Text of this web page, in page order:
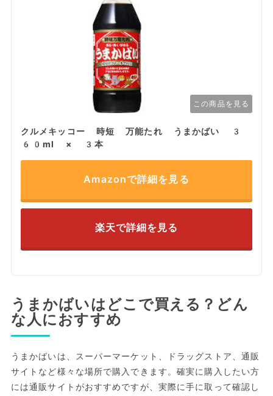
この商品を見る
クルメキッコー 時短 万能たれ うまかばい 3
60ml × 3本
Amazonで詳細を見る
楽天で詳細を見る
うまかばいはどこで買える？どん
な人におすすめ
うまかばいは、スーパーマーケット、ドラッグストア、通販
サイトなど様々な場所で購入できます。確実に購入したい方
には通販サイトがおすすめですが、実際に手に取って確認し